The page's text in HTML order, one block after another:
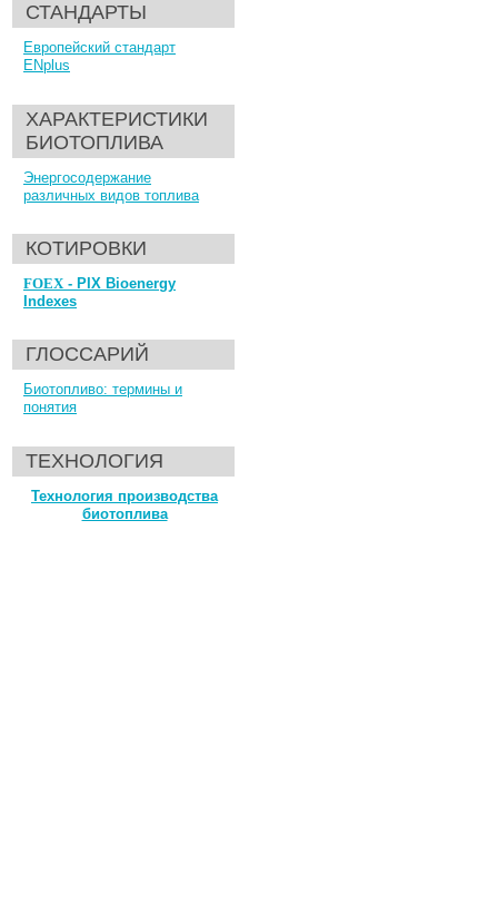
СТАНДАРТЫ
Европейский стандарт
ENplus
ХАРАКТЕРИСТИКИ
БИОТОПЛИВА
Энергосодержание
различных видов топлива
КОТИРОВКИ
FOEX- PIX Bioenergy
Indexes
ГЛОССАРИЙ
Биотопливо: термины и
понятия
ТЕХНОЛОГИЯ
Технология производства
биотоплива